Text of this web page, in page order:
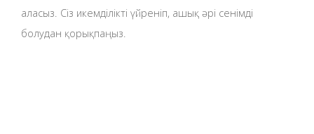
аласыз. Сіз икемділікті үйреніп, ашық әрі сенімді
болудан қорықпаңыз.